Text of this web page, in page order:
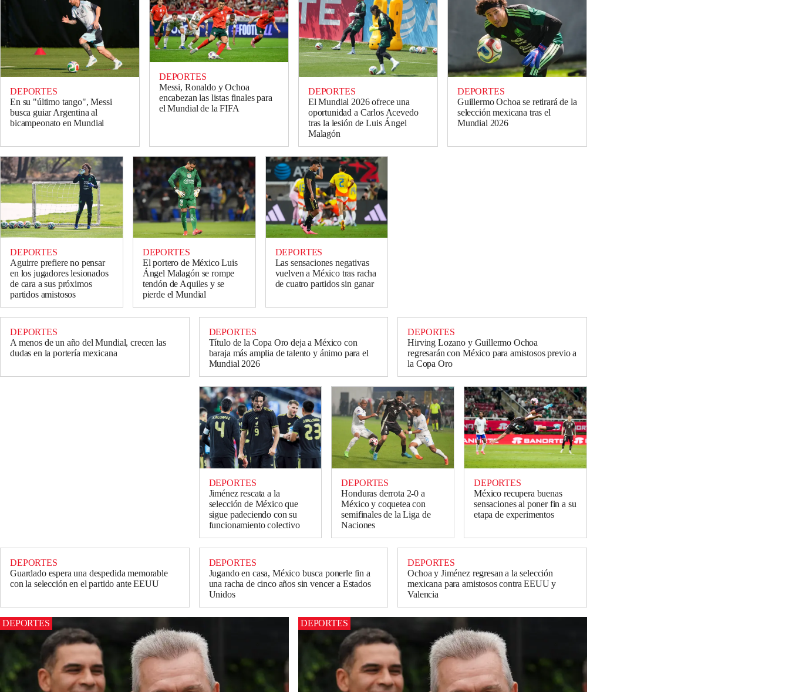
DEPORTES
En su "último tango", Messi
busca guiar Argentina al
bicampeonato en Mundial
DEPORTES
Messi, Ronaldo y Ochoa
encabezan las listas finales para
el Mundial de la FIFA
DEPORTES
El Mundial 2026 ofrece una
oportunidad a Carlos Acevedo
tras la lesión de Luis Ángel
Malagón
DEPORTES
Guillermo Ochoa se retirará de la
selección mexicana tras el
Mundial 2026
DEPORTES
Aguirre prefiere no pensar
en los jugadores lesionados
de cara a sus próximos
partidos amistosos
DEPORTES
El portero de México Luis
Ángel Malagón se rompe
tendón de Aquiles y se
pierde el Mundial
DEPORTES
Las sensaciones negativas
vuelven a México tras racha
de cuatro partidos sin ganar
DEPORTES
A menos de un año del Mundial, crecen las
dudas en la portería mexicana
DEPORTES
Título de la Copa Oro deja a México con
baraja más amplia de talento y ánimo para el
Mundial 2026
DEPORTES
Hirving Lozano y Guillermo Ochoa
regresarán con México para amistosos previo a
la Copa Oro
DEPORTES
Jiménez rescata a la
selección de México que
sigue padeciendo con su
funcionamiento colectivo
DEPORTES
Honduras derrota 2-0 a
México y coquetea con
semifinales de la Liga de
Naciones
DEPORTES
México recupera buenas
sensaciones al poner fin a su
etapa de experimentos
DEPORTES
Guardado espera una despedida memorable
con la selección en el partido ante EEUU
DEPORTES
Jugando en casa, México busca ponerle fin a
una racha de cinco años sin vencer a Estados
Unidos
DEPORTES
Ochoa y Jiménez regresan a la selección
mexicana para amistosos contra EEUU y
Valencia
DEPORTES DEPORTES